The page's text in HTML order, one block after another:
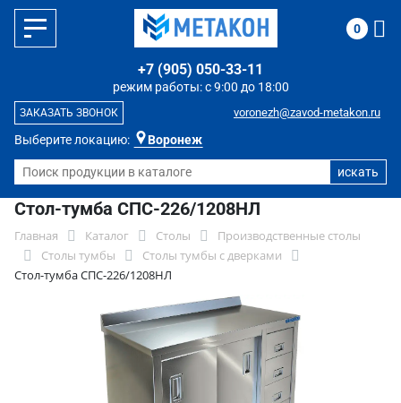
Выберите локацию: Воронеж
режим работы: с 9:00 до 18:00
+7 (905) 050-33-11
voronezh@zavod-metakon.ru
ЗАКАЗАТЬ ЗВОНОК
0
Стол-тумба СПС-226/1208НЛ
Главная Каталог Столы
Производственные столы
Столы тумбы
Столы тумбы с дверками
Стол-тумба СПС-226/1208НЛ